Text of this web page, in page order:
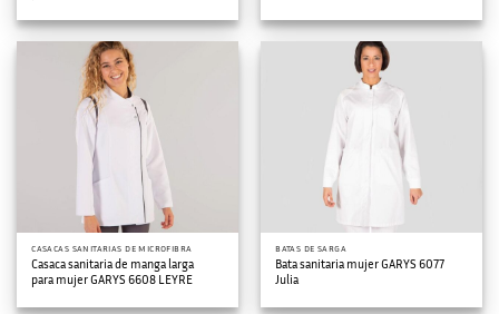
CASACAS SANITARIAS DE MICROFIBRA
Casaca sanitaria de manga larga
para mujer GARYS 6608 LEYRE
BATAS DE SARGA
Bata sanitaria mujer GARYS 6077
Julia